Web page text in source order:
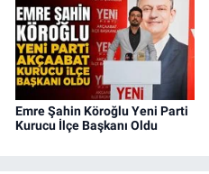
Emre Şahin Köroğlu Yeni Parti
Kurucu İlçe Başkanı Oldu